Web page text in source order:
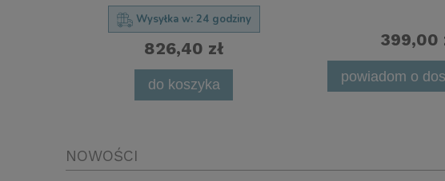
Wysyłka w: 24 godziny
826,40 zł
do koszyka
399,00
powiadom o
NOWOŚCI